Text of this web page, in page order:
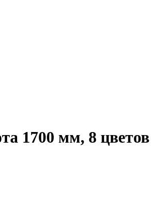
1700 мм, 8 цветов